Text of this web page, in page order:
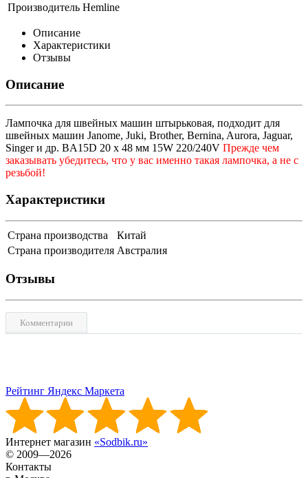
Производитель Hemline
Описание
Характеристики
Отзывы
Описание
Лампочка для швейных машин штырьковая, подходит для
швейных машин Janome, Juki, Brother, Bernina, Aurora, Jaguar,
Singer и др. BA15D 20 x 48 мм 15W 220/240V Прежде чем
заказывать убедитесь, что у вас именно такая лампочка, а не с
резьбой!
Характеристики
Страна производства
Китай
Страна производителя Австралия
Отзывы
Комментарии
Рейтинг Яндекс Маркета
Интернет магазин «Sodbik.ru»
© 2009—2026
Контакты